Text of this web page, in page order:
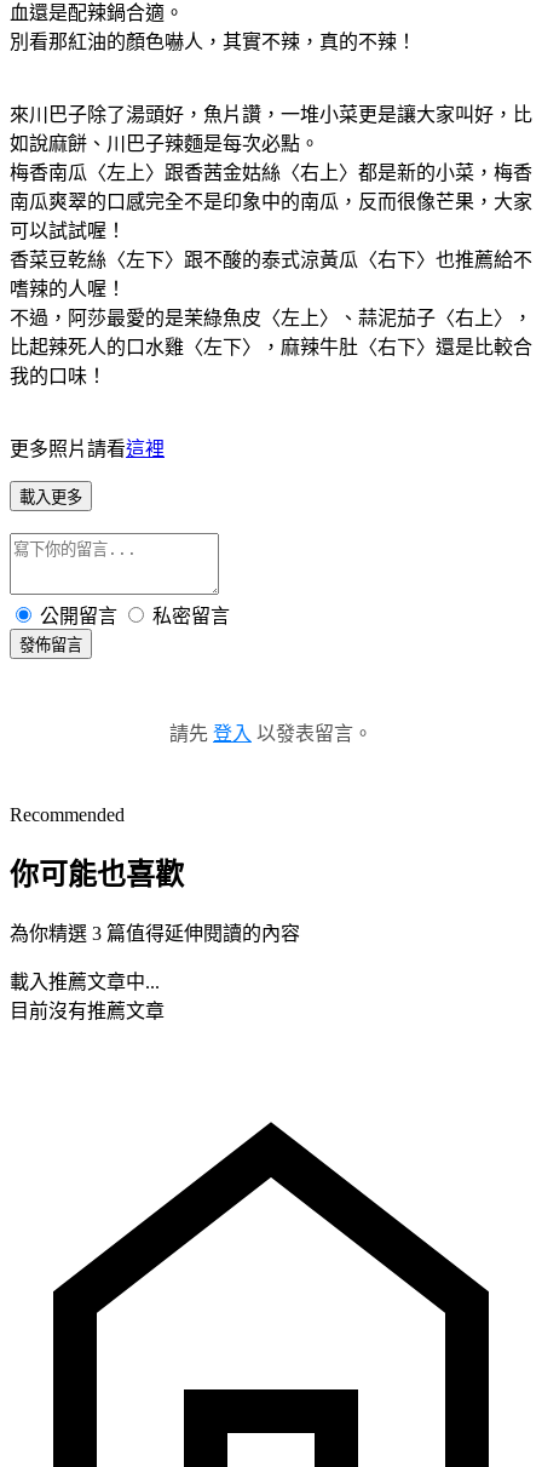
血還是配辣鍋合適。
別看那紅油的顏色嚇人，其實不辣，真的不辣！
來川巴子除了湯頭好，魚片讚，一堆小菜更是讓大家叫好，比
如說麻餅、川巴子辣麵是每次必點。
梅香南瓜〈左上〉跟香茜金姑絲〈右上〉都是新的小菜，梅香
南瓜爽翠的口感完全不是印象中的南瓜，反而很像芒果，大家
可以試試喔！
香菜豆乾絲〈左下〉跟不酸的泰式涼黃瓜〈右下〉也推薦給不
嗜辣的人喔！
不過，阿莎最愛的是茉綠魚皮〈左上〉、蒜泥茄子〈右上〉，
比起辣死人的口水雞〈左下〉，麻辣牛肚〈右下〉還是比較合
我的口味！
更多照片請看這裡
載入更多
公開留言 私密留言
發佈留言
請先 登入 以發表留言。
Recommended
你可能也喜歡
為你精選 3 篇值得延伸閱讀的內容
載入推薦文章中...
目前沒有推薦文章